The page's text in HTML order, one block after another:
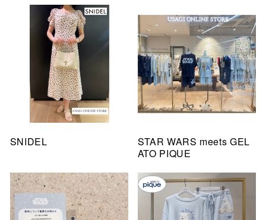
SNIDEL
STAR WARS meets GEL
ATO PIQUE